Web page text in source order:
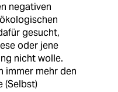
negativen
gesucht,
oder jene
nicht wolle.
immer mehr den
(Selbst)